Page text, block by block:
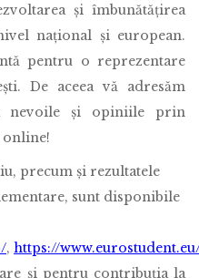
și îmbunătățirea
național și european.
pentru o reprezentare
De aceea vă adresăm
nevoile și opiniile prin
online!
precum și rezultatele
sunt disponibile
, https://
și pentru contribuția la